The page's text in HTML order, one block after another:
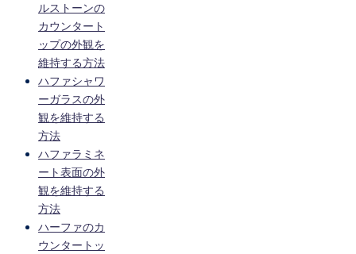
ルストーンの
カウンタート
ップの外観を
維持する方法
ハファシャワ
ーガラスの外
観を維持する
方法
ハファラミネ
ート表面の外
観を維持する
方法
ハーファのカ
ウンタートッ